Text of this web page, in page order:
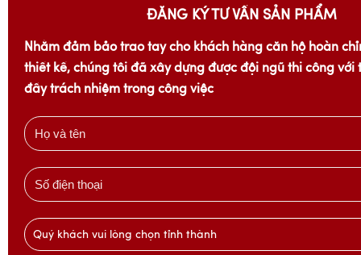
ĐĂNG KÝ TƯ VẤN SẢN PHẨM
Nhằm đảm bảo trao tay cho khách hàng căn hộ hoàn
thiết kế, chúng tôi đã xây dựng được đội ngũ thi công với
đầy trách nhiệm trong công việc
Quý khách vui lòng chọn tỉnh thành